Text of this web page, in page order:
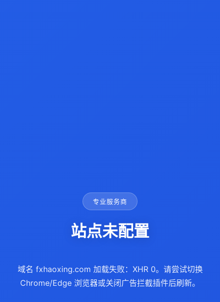
专业服务商
站点未配置
域名 fxhaoxing.com 加载失败：XHR 0。请尝试切换
Chrome/Edge 浏览器或关闭广告拦截插件后刷新。